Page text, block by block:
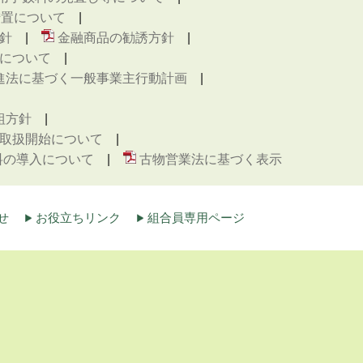
について
金融商品の勧誘方針
ついて
法に基づく一般事業主行動計画
方針
扱開始について
導入について 古物営業法に基づく表示
お役立ちリンク 組合員専用ページ